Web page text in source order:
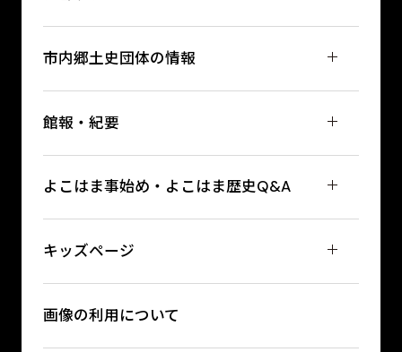
市内郷土史団体の情報
館報・紀要
よこはま事始め・よこはま歴史Q&A
キッズページ
画像の利用について